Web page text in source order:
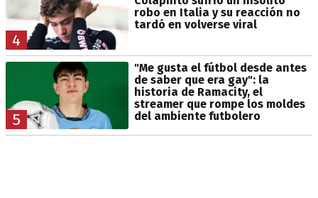
4
robo en Italia y su reacción no
tardó en volverse viral
5
"Me gusta el fútbol desde antes
de saber que era gay": la
historia de Ramacity, el
streamer que rompe los moldes
del ambiente futbolero